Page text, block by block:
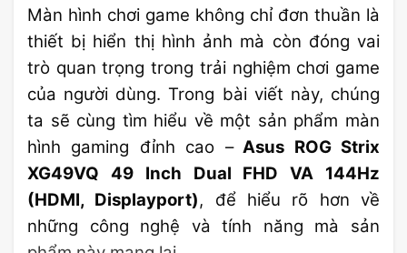
Màn hình chơi game không chỉ đơn thuần là
thiết bị hiển thị hình ảnh mà còn đóng vai
trò quan trọng trong trải nghiệm chơi game
của người dùng. Trong bài viết này, chúng
ta sẽ cùng tìm hiểu về một sản phẩm màn
hình gaming đỉnh cao –Asus ROG Strix
XG49VQ 49 Inch Dual FHD VA 144Hz
(HDMI, Displayport), để hiểu rõ hơn về
những công nghệ và tính năng mà sản